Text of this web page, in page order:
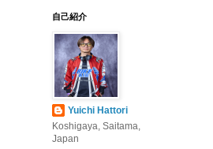
自己紹介
Yuichi Hattori
Koshigaya, Saitama,
Japan